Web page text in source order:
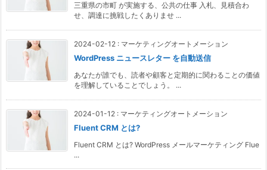
三重県の市町 が実施する、公共の仕事 入札、見積合わ
せ、調達に挑戦したくありませ ...
2024-02-12 : マーケティングオートメーション
WordPress ニュースレター を自動送信
あなたが誰でも、読者や顧客と定期的に関わることの価値
を理解していることでしょう。 ...
2024-01-12 : マーケティングオートメーション
Fluent CRM とは?
Fluent CRM とは? WordPress メールマーケティング Flue
...